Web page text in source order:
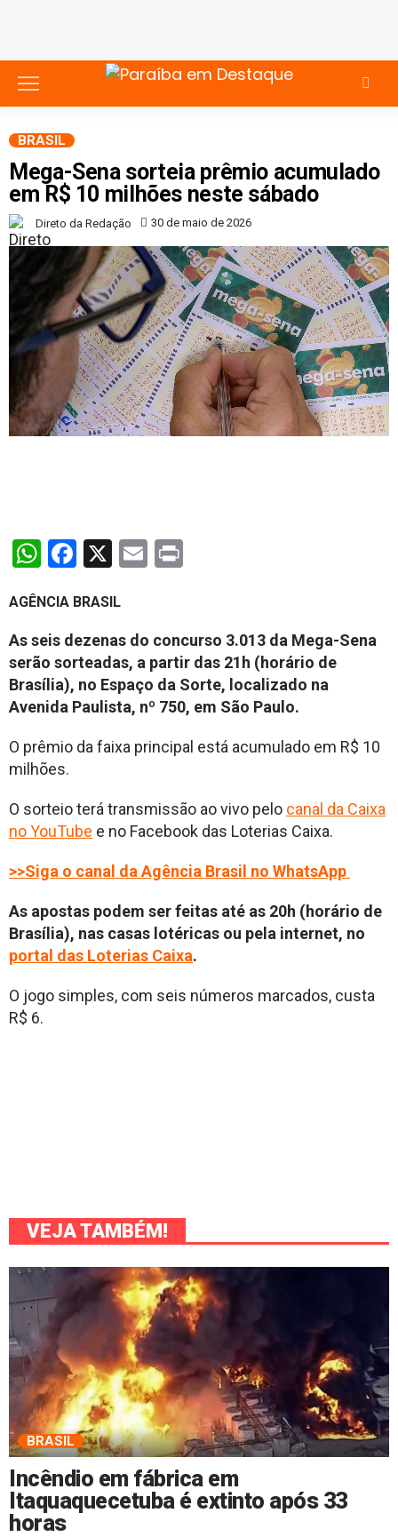
BRASIL
Mega-Sena sorteia prêmio acumulado
em R$ 10 milhões neste sábado
Direto da Redação 30 de maio de 2026
WhatsApp
Facebook
X Email
AGÊNCIA BRASIL
As seis dezenas do concurso 3.013 da Mega-Sena
serão sorteadas, a partir das 21h (horário de
Brasília), no Espaço da Sorte, localizado na
Avenida Paulista, nº 750, em São Paulo.
O prêmio da faixa principal está acumulado em R$ 10
milhões.
O sorteio terá transmissão ao vivo pelo canal da Caixa
no YouTube e no Facebook das Loterias Caixa.
>>Siga o canal da Agência Brasil no WhatsApp
As apostas podem ser feitas até as 20h (horário de
Brasília), nas casas lotéricas ou pela internet, no
portal das Loterias Caixa.
O jogo simples, com seis números marcados, custa
R$ 6.
VEJA TAMBÉM!
BRASIL
Incêndio em fábrica em
Itaquaquecetuba é extinto após 33
horas